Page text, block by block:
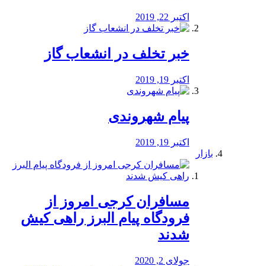
اکتبر 22, 2019
خبر تخلف در انشعاب گاز
اکتبر 19, 2019
پیام شهروندی
اکتبر 19, 2019
بازار
مسافران کرجی امروز از
فرودگاه پیام البرز راهی کیش
شدند
جولای 2, 2020